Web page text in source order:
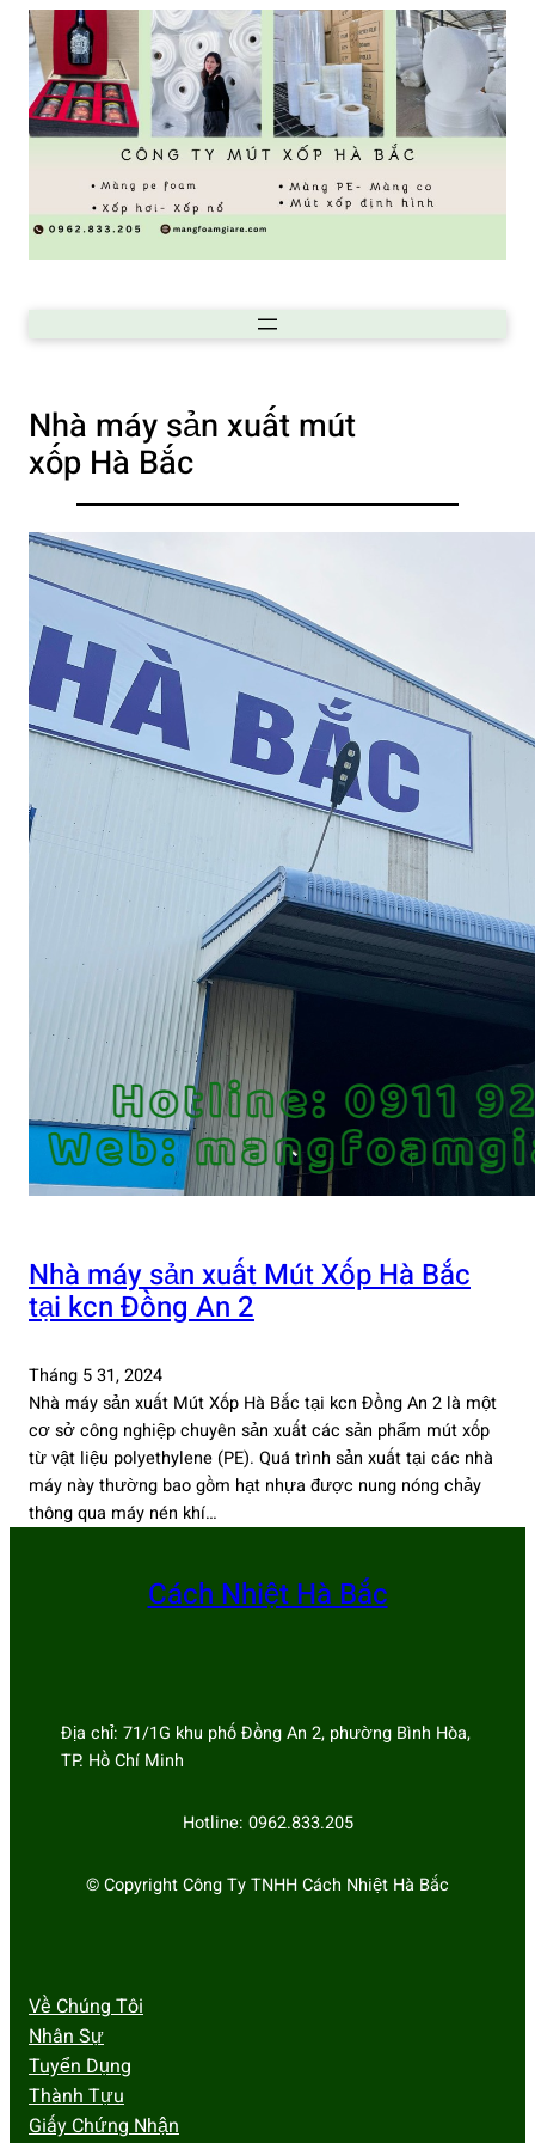
Nhà máy sản xuất mút
xốp Hà Bắc
Nhà máy sản xuất Mút Xốp Hà Bắc
tại kcn Đồng An 2
Tháng 5 31, 2024
Nhà máy sản xuất Mút Xốp Hà Bắc tại kcn Đồng An 2 là một
cơ sở công nghiệp chuyên sản xuất các sản phẩm mút xốp
từ vật liệu polyethylene (PE). Quá trình sản xuất tại các nhà
máy này thường bao gồm hạt nhựa được nung nóng chảy
thông qua máy nén khí…
Cách Nhiệt Hà Bắc
Địa chỉ: 71/1G khu phố Đồng An 2, phường Bình Hòa,
TP. Hồ Chí Minh
Hotline: 0962.833.205
© Copyright Công Ty TNHH Cách Nhiệt Hà Bắc
Về Chúng Tôi
Nhân Sự
Tuyển Dụng
Thành Tựu
Giấy Chứng Nhận